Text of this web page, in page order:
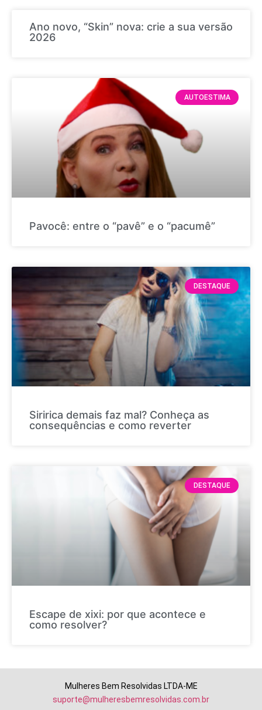
Ano novo, “Skin” nova: crie a sua versão
2026
AUTOESTIMA
Pavocê: entre o “pavê” e o “pacumê”
DESTAQUE
Siririca demais faz mal? Conheça as
consequências e como reverter
DESTAQUE
Escape de xixi: por que acontece e
como resolver?
Mulheres Bem Resolvidas LTDA-ME
suporte@mulheresbemresolvidas.com.br